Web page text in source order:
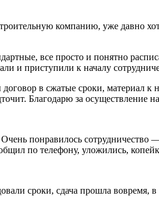
компанию, уже давно
все просто и понятно
и приступили к началу
в сжатые сроки, материал
Благодарю за осуществление
понравилось
по телефону, уложились,
сроки, сдача прошла